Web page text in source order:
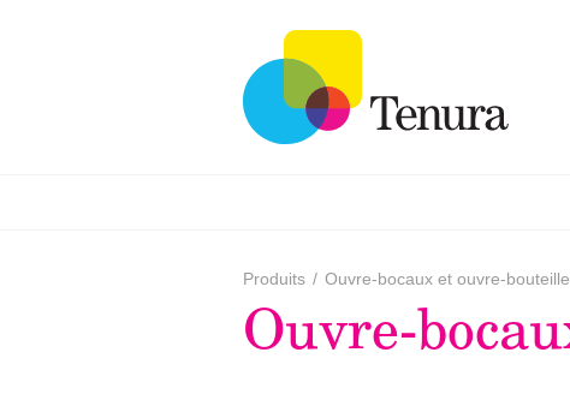
Produits / Ouvre-bocaux et ouvre-
Ouvre-